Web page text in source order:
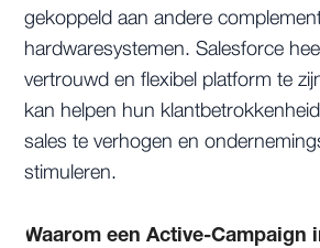
gekoppeld aan andere
hardwaresystemen. Salesforce
vertrouwd en flexibel platform te
kan helpen hun
sales te verhogen en
stimuleren.
Waarom een Active-Campaign